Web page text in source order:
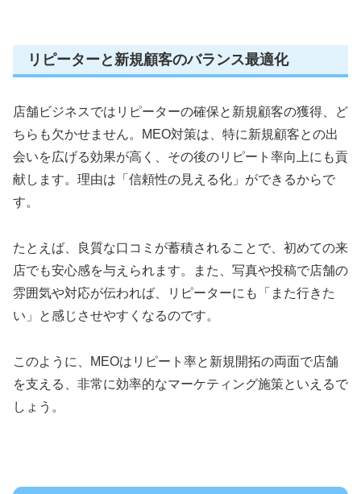
リピーターと新規顧客のバランス最適化
店舗ビジネスではリピーターの確保と新規顧客の獲得、ど
ちらも欠かせません。MEO対策は、特に新規顧客との出
会いを広げる効果が高く、その後のリピート率向上にも貢
献します。理由は「信頼性の見える化」ができるからで
す。
たとえば、良質な口コミが蓄積されることで、初めての来
店でも安心感を与えられます。また、写真や投稿で店舗の
雰囲気や対応が伝われば、リピーターにも「また行きた
い」と感じさせやすくなるのです。
このように、MEOはリピート率と新規開拓の両面で店舗
を支える、非常に効率的なマーケティング施策といえるで
しょう。